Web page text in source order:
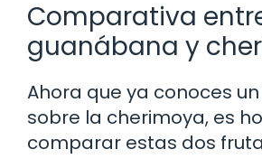
Comparativa
guanábana y
Ahora que ya conoces
sobre la cherimoya, es
comparar estas dos